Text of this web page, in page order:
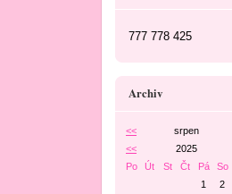
777 778 425
Archiv
<< srpen
<<
2025
Po
Út St Čt Pá So
1
2